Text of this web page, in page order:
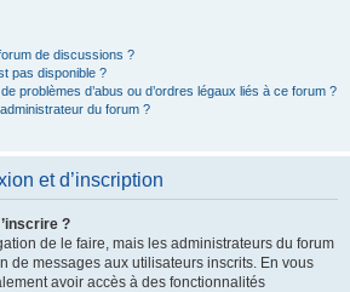
de discussions ?
pas disponible ?
problèmes d’abus ou d’ordres légaux liés à ce forum ?
du forum ?
et d’inscription
?
de le faire, mais les administrateurs du forum
de messages aux utilisateurs inscrits. En vous
avoir accès à des fonctionnalités